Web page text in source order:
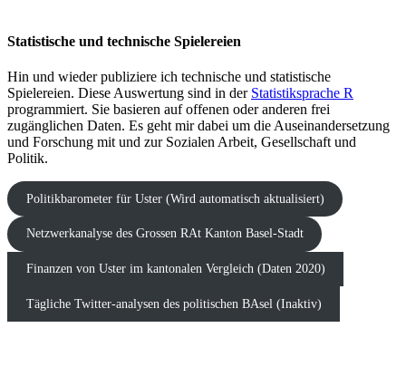
Statistische und technische Spielereien
Hin und wieder publiziere ich technische und statistische
Spielereien. Diese Auswertung sind in der Statistiksprache R
programmiert. Sie basieren auf offenen oder anderen frei
zugänglichen Daten. Es geht mir dabei um die Auseinandersetzung
und Forschung mit und zur Sozialen Arbeit, Gesellschaft und
Politik.
Politikbarometer für Uster (Wird automatisch aktualisiert)
Netzwerkanalyse des Grossen RAt Kanton Basel-Stadt
Finanzen von Uster im kantonalen Vergleich (Daten 2020)
Tägliche Twitter-analysen des politischen BAsel (Inaktiv)